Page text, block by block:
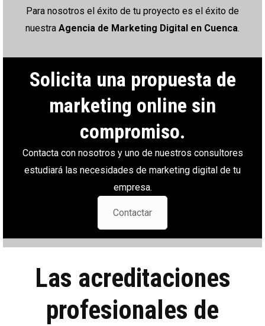
Para nosotros el éxito de tu proyecto es el éxito de
nuestra Agencia de Marketing Digital en Cuenca.
Solicita una propuesta de
marketing online sin
compromiso.
Contacta con nosotros y uno de nuestros consultores
estudiará las necesidades de marketing digital de tu
empresa.
Contactar
Las acreditaciones
profesionales de